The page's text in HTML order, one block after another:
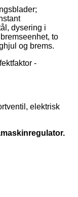
dysering i
to
og brems.
-
elektrisk
.